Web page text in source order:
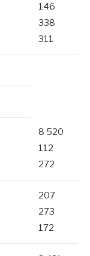
146
338
311
8 520
112
272
207
273
172